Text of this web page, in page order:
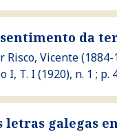
da terra na raza
sentimento da
Risco, Vicente(1884-
I, T. I (1920), n. 1 ; p.
en Francia :
letras galegas